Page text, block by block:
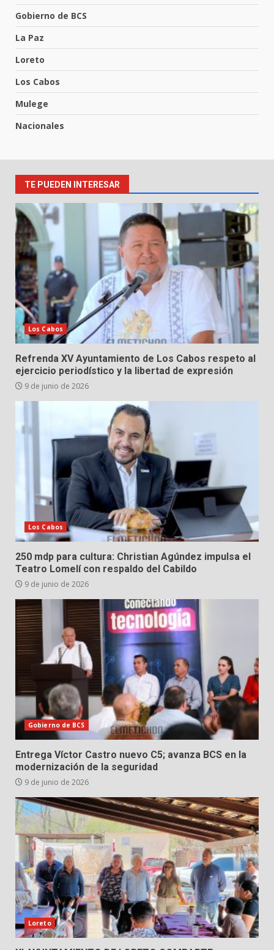
Gobierno de BCS
La Paz
Loreto
Los Cabos
Mulege
Nacionales
TE PUEDEN INTERESAR
Los Cabos
Refrenda XV Ayuntamiento de Los Cabos respeto al
ejercicio periodístico y la libertad de expresión
9 de junio de 2026
Los Cabos
250 mdp para cultura: Christian Agúndez impulsa el
Teatro Lomelí con respaldo del Cabildo
9 de junio de 2026
Gobierno de BCS
Entrega Víctor Castro nuevo C5; avanza BCS en la
modernización de la seguridad
9 de junio de 2026
Loreto